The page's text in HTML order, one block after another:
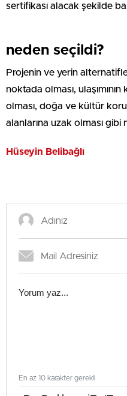
sertifikası alacak şekilde
neden seçildi?
Projenin ve yerin
noktada olması,
olması, doğa ve kültür
alanlarına uzak olması gibi
Hüseyin Belibağlı
En az 10 karakter gerekli